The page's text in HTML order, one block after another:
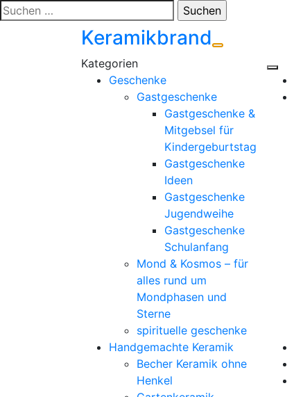
Zum
Inhalt
Suchen
nach:
Keramikbrand
Geschenke
Gastgeschenke
Gastgeschenke &
Mitgebsel für
Kindergeburtstag
Gastgeschenke
Ideen
Gastgeschenke
Jugendweihe
Gastgeschenke
Schulanfang
Mond & Kosmos – für
alles rund um
Mondphasen und
Sterne
spirituelle geschenke
Handgemachte Keramik
Becher Keramik ohne
Henkel